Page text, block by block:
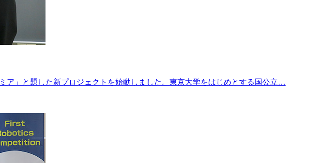
ア」と題した新プロジェクトを始動しました。東京大学をはじめとする国公立…